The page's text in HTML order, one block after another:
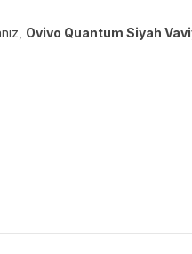
Ovivo Quantum Siyah